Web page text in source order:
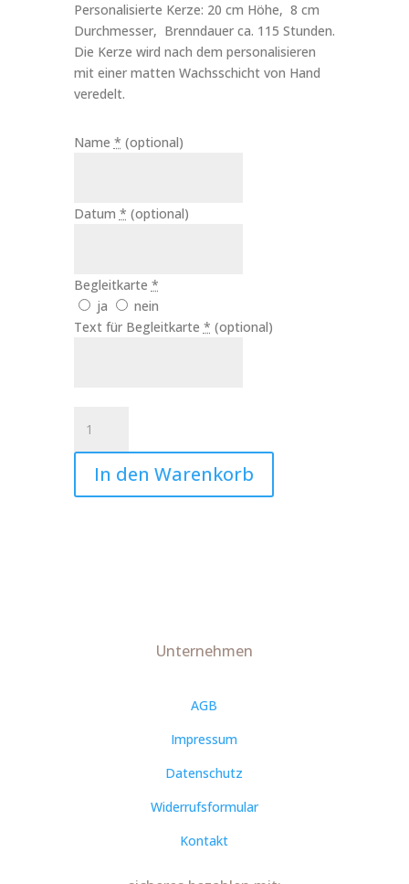
Personalisierte Kerze: 20 cm Höhe, 8 cm
Durchmesser, Brenndauer ca. 115 Stunden.
Die Kerze wird nach dem personalisieren
mit einer matten Wachsschicht von Hand
veredelt.
Name * (optional)
Datum * (optional)
Begleitkarte *
ja
nein
Text für Begleitkarte * (optional)
Sternenkind
Regenbogen
Mädchen
Art.Nr.:10294
In den Warenkorb
Unternehmen
AGB
Impressum
Datenschutz
Widerrufsformular
Kontakt